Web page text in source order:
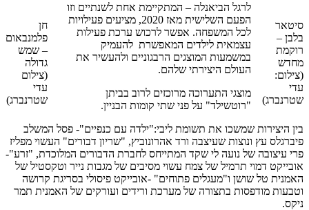
סיטאר
בלבן –
רוקמת
מחדש
(צילום:
עדי
שטרנברג)
חן
פלמנבאום
– שמש
גדולה
(צילום
עדי
שטרנברג)
לרגל הביאנלה – המתקיימת אחת לשנתיים וזו
הפעם השלישית מאז 2020, מציעים פעילויות
לכל המשפחה. אפשר לרכוש ערכת פעילות
עצמאית לילדים המאפשרת להעמיק
במשמעות המוצגים הרבגוניים ולהעשיר את
העולם היצירתי שלהם.
מוצגי התערוכה מרוכזים לרוב בביתן
"רוטשילד" על פני שתי קומות הבניין.
בין היצירות שמשכו את תשומת ליבי:"ילדה עם כנפיים"- פסל המשלב
פיברגלס עץ ונוצות שעיצבה ורד אהרונוביץ, "שריון דבורים" העשוי מפליז
פרי עיצובה של נועה לי שקד המתייחס לחברת הדבורים המלוכדת, "זרע"-
אובייקט דמוי תרמיל של צמח עשוי מסיבים של מגבות נייר וטקסטיל של
האמנית טל שושן ו"מעגלים פתוחים" -אובייקט פיסולי בסריגת קרושה
וטבעות מודפסות בתצורה של מערכת ורידים ועורקים של האמנית תמר
ניקס.